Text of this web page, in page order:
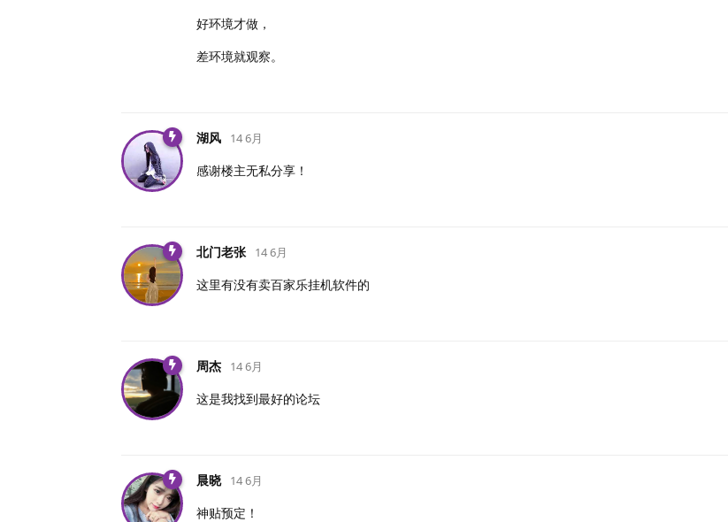
好环境才做，
差环境就观察。
湖风 14 6月
感谢楼主无私分享！
北门老张 14 6月
这里有没有卖百家乐挂机软件的
周杰 14 6月
这是我找到最好的论坛
晨晓 14 6月
神贴预定！